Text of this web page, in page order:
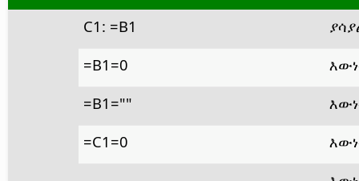
C1: =B1
=B1=0
=B1=""
=C1=0